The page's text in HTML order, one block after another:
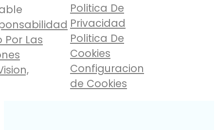
Por Las
Politica De
Privacidad
Politica De
Cookies
Configuracion
de Cookies